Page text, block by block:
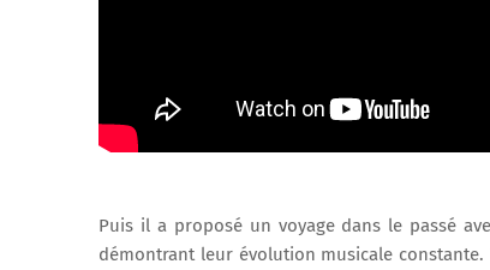
Puis il a proposé un voyage dans le passé
démontrant leur évolution musicale constante.